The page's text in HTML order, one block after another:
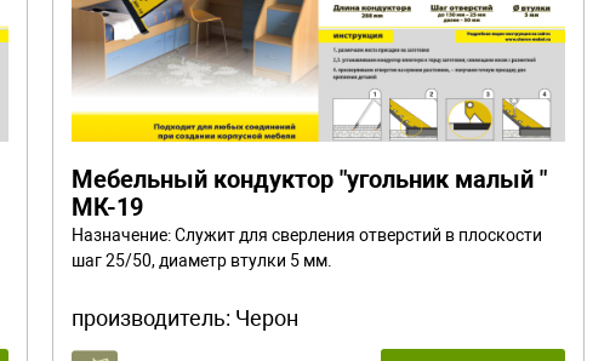
Мебельный кондуктор "угольник малый "
МК-19
Назначение: Служит для сверления отверстий в плоскости
шаг 25/50, диаметр втулки 5 мм.
производитель: Черон